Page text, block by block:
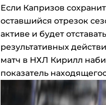
Если Капризов
оставшийся отрезок
активе и будет
результативных
матч в НХЛ Кирилл
показатель